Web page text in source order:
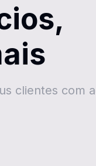
clientes com